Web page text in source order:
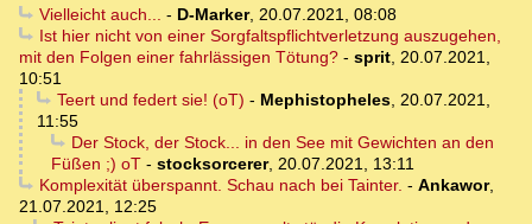
Vielleicht auch... - D-Marker, 20.07.2021, 08:08
Ist hier nicht von einer Sorgfaltspflichtverletzung auszugehen,
mit den Folgen einer fahrlässigen Tötung? - sprit, 20.07.2021,
10:51
Teert und federt sie! (oT) - Mephistopheles, 20.07.2021,
11:55
Der Stock, der Stock... in den See mit Gewichten an den
Füßen ;) oT - stocksorcerer, 20.07.2021, 13:11
Komplexität überspannt. Schau nach bei Tainter. - Ankawor,
21.07.2021, 12:25